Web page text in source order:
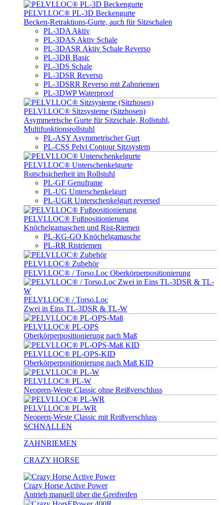
PELVI.LOC® PL-3D Beckengurte
Becken-Retraktions-Gurte, auch für Sitzschalen
PL-3DA Aktiv
PL-3DAS Aktiv Schale
PL-3DASR Aktiv Schale Reverso
PL-3DB Basic
PL-3DS Schale
PL-3DSR Reverso
PL-3DSRR Reverso mit Zahnriemen
PL-3DWP Waterproof
PELVI.LOC® Sitzsysteme (Sitzhosen)
Asymmetrische Gurte für Sitzschale, Rollstuhl,
Multifunktionsrollstuhl
PL-ASY Asymmetrischer Gurt
PL-CSS Pelvi Contour Sitzsystem
PELVI.LOC® Unterschenkelgurte
Rutschsicherheit im Rollstuhl
PL-GF Genuframe
PL-UG Unterschenkelgurt
PL-UGR Unterschenkelgurt reversed
PELVI.LOC® Fußpositionierung
Knöchelgamaschen und Rist-Riemen
PL-KG-GO Knöchelgamasche
PL-RR Ristriemen
PELVI.LOC® Zubehör
PELVI.LOC® / Torso.Loc Oberkörperpositionierung
PELVI.LOC® / Torso.Loc
Zwei in Eins TL-3DSR & TL-W
PELVI.LOC® PL-OPS
Oberkörperpositionierung nach Maß
PELVI.LOC® PL-OPS-KID
Oberkörperpositionierung nach Maß KID
PELVI.LOC® PL-W
Neopren-Weste Classic ohne Reißverschluss
PELVI.LOC® PL-WR
Neopren-Weste Classic mit Reißverschluss
SCHNALLEN
ZAHNRIEMEN
CRAZY HORSE
Crazy Horse Active Power
Antrieb manuell über die Greifreifen